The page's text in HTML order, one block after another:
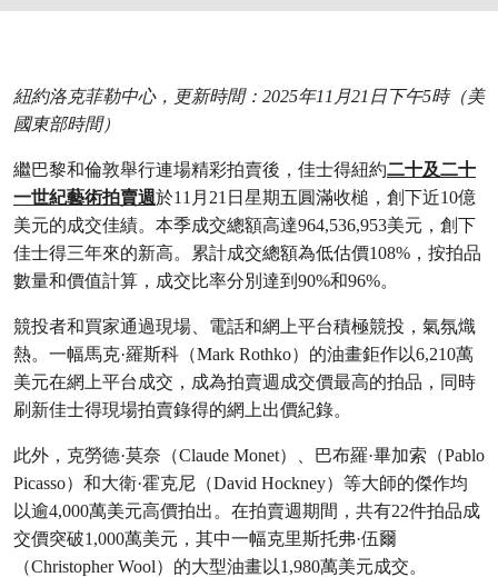
紐約洛克菲勒中心，更新時間：2025年11月21日下午5時（美
國東部時間）
繼巴黎和倫敦舉行連場精彩拍賣後，佳士得紐約二十及二十
一世紀藝術拍賣週於11月21日星期五圓滿收槌，創下近10億
美元的成交佳績。本季成交總額高達964,536,953美元，創下
佳士得三年來的新高。累計成交總額為低估價108%，按拍品
數量和價值計算，成交比率分別達到90%和96%。
競投者和買家通過現場、電話和網上平台積極競投，氣氛熾
熱。一幅馬克·羅斯科（Mark Rothko）的油畫鉅作以6,210萬
美元在網上平台成交，成為拍賣週成交價最高的拍品，同時
刷新佳士得現場拍賣錄得的網上出價紀錄。
此外，克勞德·莫奈（Claude Monet）、巴布羅·畢加索（Pablo
Picasso）和大衛·霍克尼（David Hockney）等大師的傑作均
以逾4,000萬美元高價拍出。在拍賣週期間，共有22件拍品成
交價突破1,000萬美元，其中一幅克里斯托弗·伍爾
（Christopher Wool）的大型油畫以1,980萬美元成交。